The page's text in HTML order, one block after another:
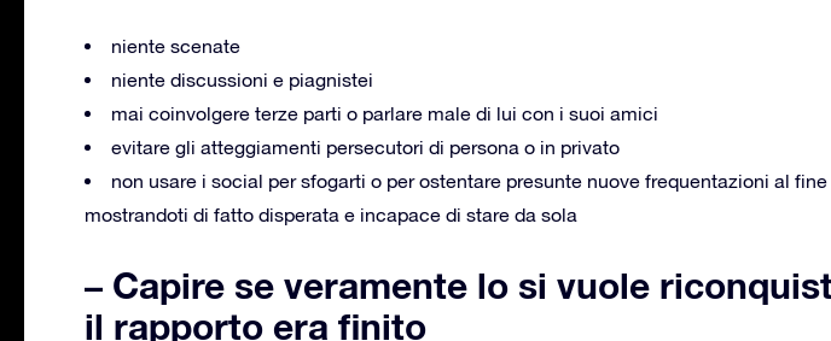
niente scenate
niente discussioni e piagnistei
mai coinvolgere terze parti o parlare male di lui con i suoi amici
evitare gli atteggiamenti persecutori di persona o in privato
non usare i social per sfogarti o per ostentare presunte nuove frequentazioni al
mostrandoti di fatto disperata e incapace di stare da sola
– Capire se veramente lo si vuole
il rapporto era finito